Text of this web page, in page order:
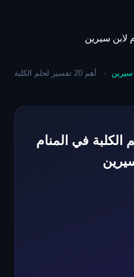
content
لابن سيرين
سيرين -
أهم 20 تفسير لحلم الكلبة
الكلبة في المنام